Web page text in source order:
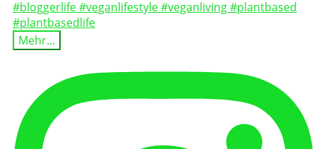
Mehr...